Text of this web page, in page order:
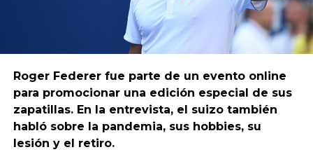
Roger Federer fue parte de un evento online
para promocionar una edición especial de sus
zapatillas. En la entrevista, el suizo también
habló sobre la pandemia, sus hobbies, su
lesión y el retiro.